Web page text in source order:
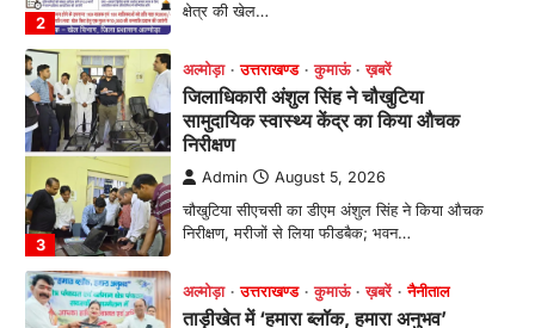
3
निरीक्षण, मरीजों से लिया फीडबैक; भवन…
4
अल्मोड़ा उत्तराखण्ड कुमाऊं ख़बरें
ताड़ीखेत में ‘हमारा ब्लॉक, हमारा अनुभव’
सम्मेलन आयोजित, पूर्व और वर्तमान
जनप्रतिनिधियों ने साझा किए विकास के अनुभव
Admin August 5, 2026
विकासखण्ड ताड़ीखेत में "हमारा ब्लॉक, हमारा अनुभव"
सम्मेलन का आयोजन। ब्लॉक प्रमुख बबली मेहरा बोलीं—
अल्मोड़ा उत्तराखण्ड कुमाऊं ख़बरें